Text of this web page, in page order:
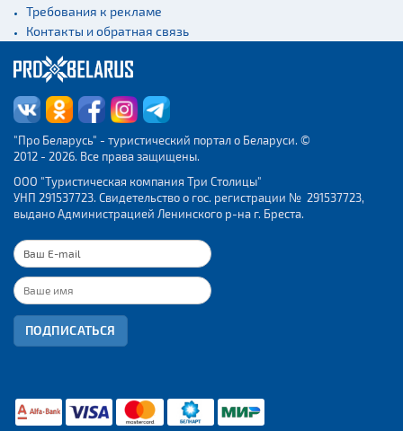
Требования к рекламе
Контакты и обратная связь
"Про Беларусь" - туристический портал о Беларуси. ©
2012 - 2026. Все права защищены.
ООО "Туристическая компания Три Столицы"
УНП 291537723. Свидетельство о гос. регистрации № 291537723,
выдано Администрацией Ленинского р-на г. Бреста.
ПОДПИСАТЬСЯ